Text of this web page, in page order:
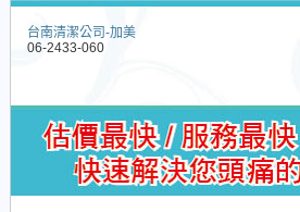
台南清潔公司-加美
06-2433-060